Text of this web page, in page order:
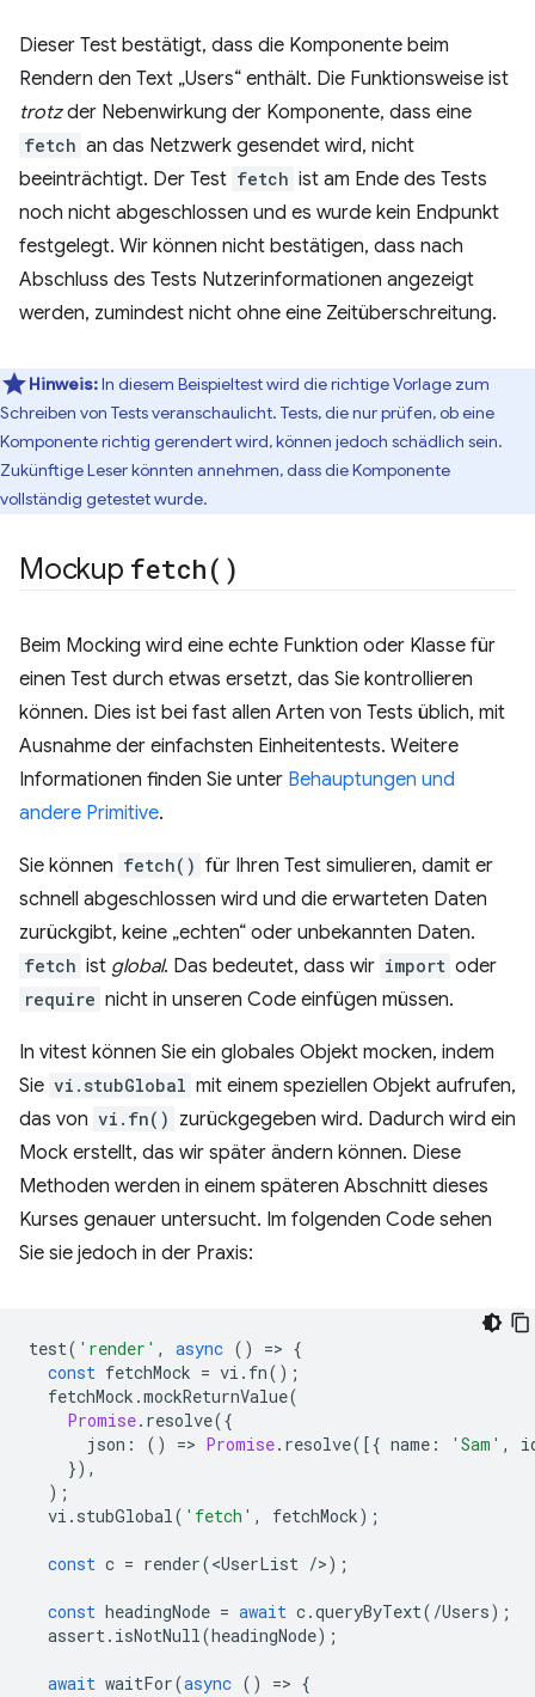
Dieser Test bestätigt, dass die Komponente beim
Rendern den Text „Users“ enthält. Die Funktionsweise ist
trotzder Nebenwirkung der Komponente, dass eine
fetch an das Netzwerk gesendet wird, nicht
beeinträchtigt. Der Test fetch ist am Ende des Tests
noch nicht abgeschlossen und es wurde kein Endpunkt
festgelegt. Wir können nicht bestätigen, dass nach
Abschluss des Tests Nutzerinformationen angezeigt
werden, zumindest nicht ohne eine Zeitüberschreitung.
Hinweis:In diesem Beispieltest wird die richtige Vorlage zum
Schreiben von Tests veranschaulicht. Tests, die nur prüfen, ob eine
Komponente richtig gerendert wird, können jedoch schädlich sein.
Zukünftige Leser könnten annehmen, dass die Komponente
vollständig getestet wurde.
Mockup fetch( )
Beim Mocking wird eine echte Funktion oder Klasse für
einen Test durch etwas ersetzt, das Sie kontrollieren
können. Dies ist bei fast allen Arten von Tests üblich, mit
Ausnahme der einfachsten Einheitentests. Weitere
Informationen finden Sie unter Behauptungen und
andere Primitive.
Sie können fetch() für Ihren Test simulieren, damit er
schnell abgeschlossen wird und die erwarteten Daten
zurückgibt, keine „echten“ oder unbekannten Daten.
fetch ist global. Das bedeutet, dass wir import oder
require nicht in unseren Code einfügen müssen.
In vitest können Sie ein globales Objekt mocken, indem
Sie vi.stubGlobal mit einem speziellen Objekt aufrufen,
das von vi.fn() zurückgegeben wird. Dadurch wird ein
Mock erstellt, das wir später ändern können. Diese
Methoden werden in einem späteren Abschnitt dieses
Kurses genauer untersucht. Im folgenden Code sehen
Sie sie jedoch in der Praxis:
test( 'render' , async () => {
const fetchMock = vi . fn();
fetchMock .mockReturnValue(
Promise. resolve({
json : () => Promise. resolve([{ name : 'Sam' ,
}),
);
vi . stubGlobal( 'fetch' , fetchMock);
const c = render(<UserList />);
const headingNode = await c.queryByText( /Users);
assert. isNotNull(headingNode);
await waitFor(async () => {